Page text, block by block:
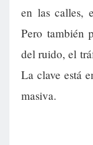
en las calles,
Pero también
del ruido, el
La clave está
masiva.